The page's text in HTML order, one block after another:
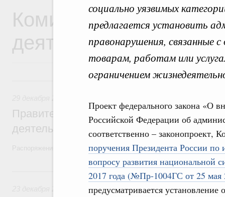
социально уязвимых
предлагается установить
правонарушения, связанные
товарам, работам или
ограничением
Проект федерального закона «О
Российской Федерации об
соответственно –
поручения Президента России по
вопросу развития национальной
2017 года (№Пр-1004ГС от 25 мая
предусматривается
Комиссия
деятельности
29 декабря 2025, понедельник
Правительство утвердило план
деятельности на 2026 год
Распоряжение от 19 декабря 2025 года №3886-р
23 декабря 2024, понедельник